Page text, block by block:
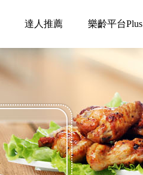
達人推薦 樂齡平台Plus